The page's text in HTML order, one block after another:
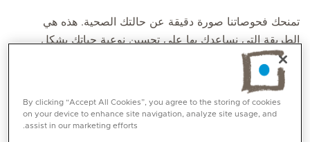
تمنحك فحوصاتنا صورة دقيقة عن حالتك الصحية. هذه هي
الطريقة التي نساعدك بها على تحسين نوعية حياتك بشكل
مستدام وتحسين صحتك وتعزيز إنتاجيتك. تعرف على المزيد حول
الباقات في هذا القسم.
توفر باقة الصحة الأساسية لدينا، المصممة لكل من الرجال
والنساء، مزيجًا مثاليًا من استشارات الأطباء الخبراء ومجموعة
By clicking “Accept All Cookies”, you agree to the storing of cookies
on your device to enhance site navigation, analyze site usage, and
assist in our marketing efforts.